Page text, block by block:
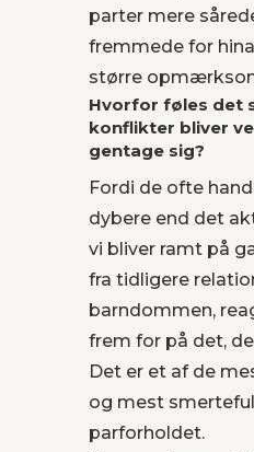
parter mere
fremmede for
større
Hvorfor føles det
konflikter bliver
gentage sig?
Fordi de ofte
dybere end det
vi bliver ramt på
fra tidligere
barndommen,
frem for på det,
Det er et af de
og mest
parforholdet.